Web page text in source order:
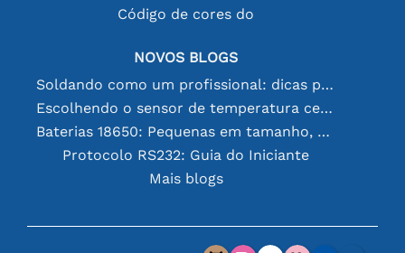
Código de cores do
NOVOS BLOGS
Soldando como um profissional: dicas para conexões eletrônicas perfeitas
Escolhendo o sensor de temperatura certo [youtube]
Baterias 18650: Pequenas em tamanho, grandes em desempenho
Protocolo RS232: Guia do Iniciante
Mais blogs